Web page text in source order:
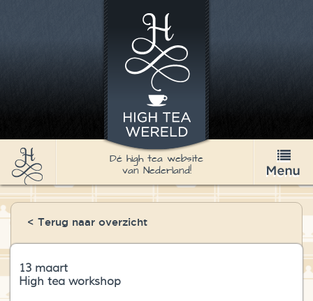
High Tea
Recepten
Thee
Dé high tea website
van Nederland!
< Terug naar overzicht
13 maart
High tea workshop